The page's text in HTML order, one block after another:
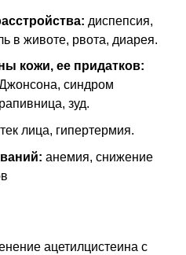
диспепсия,
в животе, рвота, диарея.
кожи, ее придатков:
синдром
зуд.
лица, гипертермия.
анемия, снижение
ацетилцистеина с